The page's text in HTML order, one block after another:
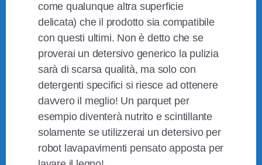
come qualunque altra superficie
delicata) che il prodotto sia compatibile
con questi ultimi. Non è detto che se
proverai un detersivo generico la pulizia
sarà di scarsa qualità, ma solo con
detergenti specifici si riesce ad ottenere
davvero il meglio! Un parquet per
esempio diventerà nutrito e scintillante
solamente se utilizzerai un detersivo per
robot lavapavimenti pensato apposta per